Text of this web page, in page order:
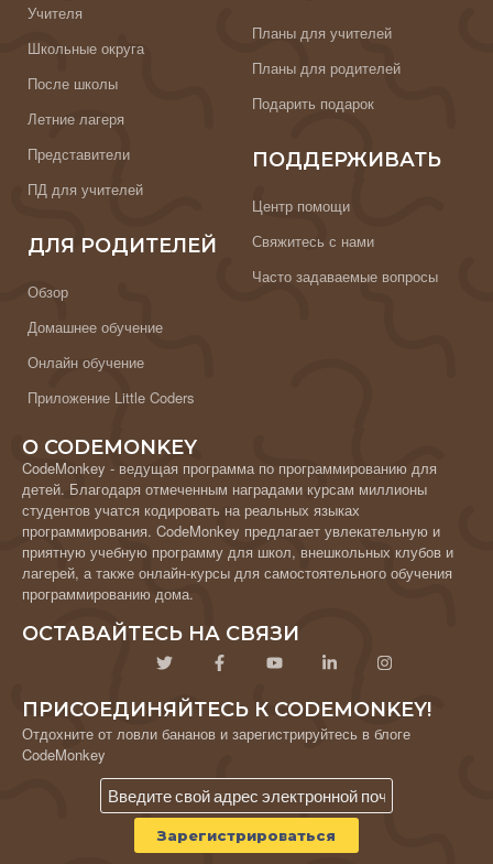
Учителя
Школьные округа
После школы
Летние лагеря
Представители
ПД для учителей
ДЛЯ РОДИТЕЛЕЙ
Обзор
Домашнее обучение
Онлайн обучение
Приложение Little Coders
Планы для учителей
Планы для родителей
Подарить подарок
ПОДДЕРЖИВАТЬ
Центр помощи
Свяжитесь с нами
Часто задаваемые вопросы
О CODEMONKEY
CodeMonkey - ведущая программа по программированию для
детей. Благодаря отмеченным наградами курсам миллионы
студентов учатся кодировать на реальных языках
программирования. CodeMonkey предлагает увлекательную и
приятную учебную программу для школ, внешкольных клубов и
лагерей, а также онлайн-курсы для самостоятельного обучения
программированию дома.
ОСТАВАЙТЕСЬ НА СВЯЗИ
ПРИСОЕДИНЯЙТЕСЬ К CODEMONKEY!
Отдохните от ловли бананов и зарегистрируйтесь в блоге
CodeMonkey